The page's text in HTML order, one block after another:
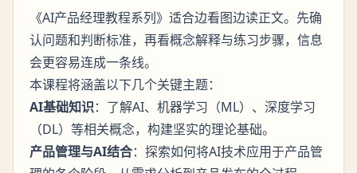
《AI产品经理教程系列》适合边看图边读正文。先确
认问题和判断标准，再看概念解释与练习步骤，信息
会更容易连成一条线。
本课程将涵盖以下几个关键主题：
AI基础知识：了解AI、机器学习（ML）、深度学习
（DL）等相关概念，构建坚实的理论基础。
产品管理与AI结合：探索如何将AI技术应用于产品管